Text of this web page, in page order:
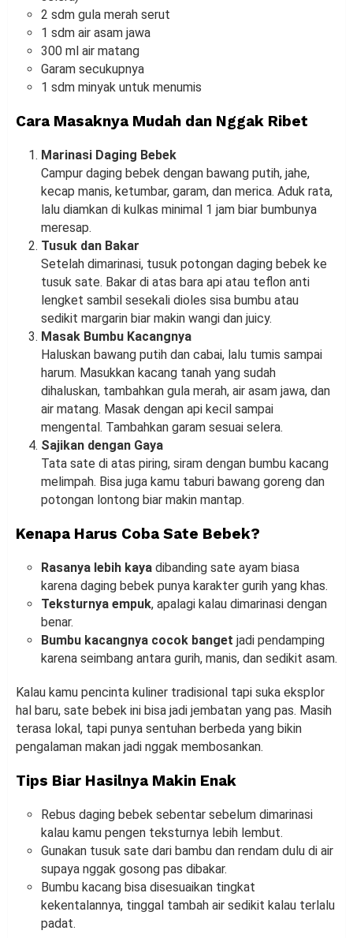
2 sdm gula merah serut
1 sdm air asam jawa
300 ml air matang
Garam secukupnya
1 sdm minyak untuk menumis
Cara Masaknya Mudah dan Nggak Ribet
Marinasi Daging Bebek
Campur daging bebek dengan bawang putih, jahe,
kecap manis, ketumbar, garam, dan merica. Aduk rata,
lalu diamkan di kulkas minimal 1 jam biar bumbunya
meresap.
Tusuk dan Bakar
Setelah dimarinasi, tusuk potongan daging bebek ke
tusuk sate. Bakar di atas bara api atau teflon anti
lengket sambil sesekali dioles sisa bumbu atau
sedikit margarin biar makin wangi dan juicy.
Masak Bumbu Kacangnya
Haluskan bawang putih dan cabai, lalu tumis sampai
harum. Masukkan kacang tanah yang sudah
dihaluskan, tambahkan gula merah, air asam jawa, dan
air matang. Masak dengan api kecil sampai
mengental. Tambahkan garam sesuai selera.
Sajikan dengan Gaya
Tata sate di atas piring, siram dengan bumbu kacang
melimpah. Bisa juga kamu taburi bawang goreng dan
potongan lontong biar makin mantap.
Kenapa Harus Coba Sate Bebek?
Rasanya lebih kaya dibanding sate ayam biasa
karena daging bebek punya karakter gurih yang khas.
Teksturnya empuk, apalagi kalau dimarinasi dengan
benar.
Bumbu kacangnya cocok banget jadi pendamping
karena seimbang antara gurih, manis, dan sedikit asam.
Kalau kamu pencinta kuliner tradisional tapi suka eksplor
hal baru, sate bebek ini bisa jadi jembatan yang pas. Masih
terasa lokal, tapi punya sentuhan berbeda yang bikin
pengalaman makan jadi nggak membosankan.
Tips Biar Hasilnya Makin Enak
Rebus daging bebek sebentar sebelum dimarinasi
kalau kamu pengen teksturnya lebih lembut.
Gunakan tusuk sate dari bambu dan rendam dulu di air
supaya nggak gosong pas dibakar.
Bumbu kacang bisa disesuaikan tingkat
kekentalannya, tinggal tambah air sedikit kalau terlalu
padat.